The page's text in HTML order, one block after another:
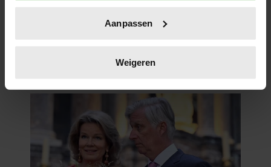
scannen op specifieke eigenschappen (fingerprinting)
verwerkt en stel uw voorkeuren in het
intrekken in de Cookieverklaring.
We gebruiken cookies om content en advertenties te
personaliseren, om functies voor social media te bieden
en om ons websiteverkeer te analyseren. Ook delen we
informatie over uw gebruik van onze site met onze
Aanpassen
Weigeren